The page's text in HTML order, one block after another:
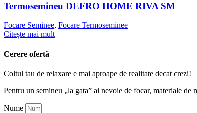
Termosemineu DEFRO HOME RIVA SM
Focare Seminee, Focare Termoseminee
Citește mai mult
Cerere ofertă
Coltul tau de relaxare e mai aproape de realitate decat crezi!
Pentru un semineu „la gata” ai nevoie de focar, materiale
Nume